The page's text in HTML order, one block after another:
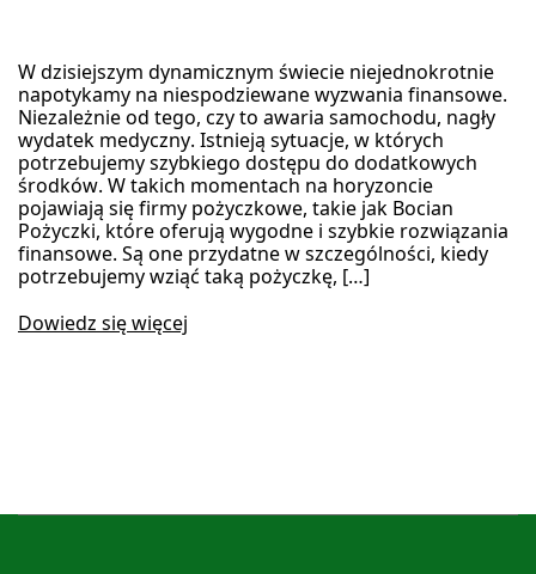
W dzisiejszym dynamicznym świecie niejednokrotnie
napotykamy na niespodziewane wyzwania finansowe.
Niezależnie od tego, czy to awaria samochodu, nagły
wydatek medyczny. Istnieją sytuacje, w których
potrzebujemy szybkiego dostępu do dodatkowych
środków. W takich momentach na horyzoncie
pojawiają się firmy pożyczkowe, takie jak Bocian
Pożyczki, które oferują wygodne i szybkie rozwiązania
finansowe. Są one przydatne w szczególności, kiedy
potrzebujemy wziąć taką pożyczkę, […]
Dowiedz się więcej